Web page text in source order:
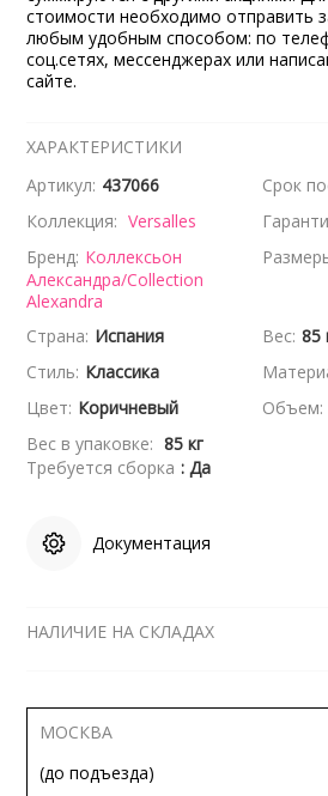
стоимости необходимо отправить
любым удобным способом: по
соц.сетях, мессенджерах или
сайте.
ХАРАКТЕРИСТИКИ
Артикул: 437066 Срок
Коллекция: Versalles
Бренд: Коллексьон
Александра/Collection
Alexandra
Страна: Испания Вес: 85
Стиль: Классика
Цвет: Коричневый Объем:
Вес в упаковке: 85 кг
Требуется сборка : Да
Документация
НАЛИЧИЕ НА СКЛАДАХ
МОСКВА
(до подъезда)